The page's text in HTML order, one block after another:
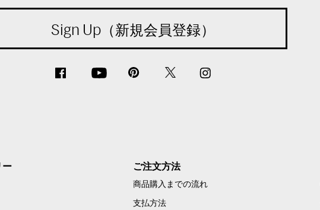
Sign Up（新規会員登録）
ー ご注文方法
商品購入までの流れ
支払方法